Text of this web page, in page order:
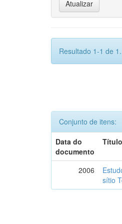
Resultado 1-1 de 1.
Conjunto de itens:
Data do
documento
Título
2006
sítio